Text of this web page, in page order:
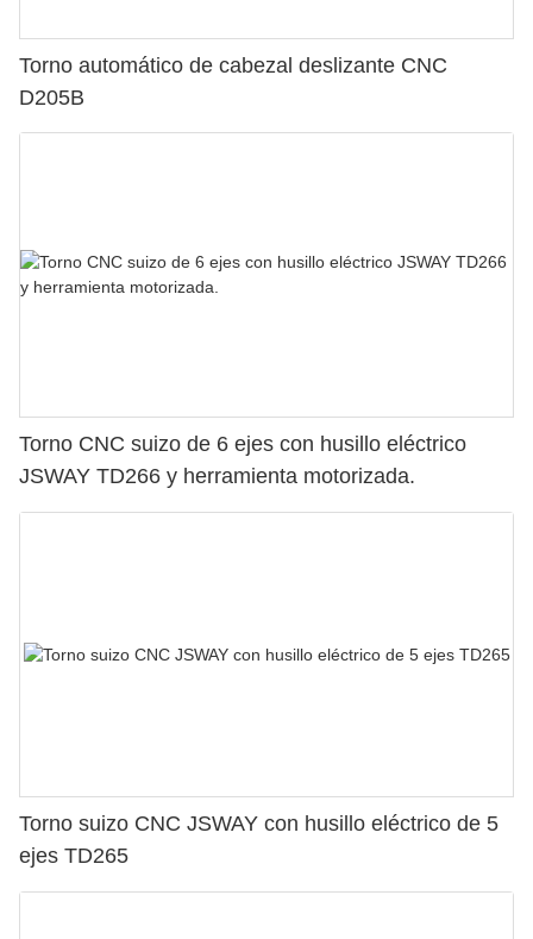
Torno automático de cabezal deslizante CNC
D205B
Torno CNC suizo de 6 ejes con husillo eléctrico
JSWAY TD266 y herramienta motorizada.
Torno suizo CNC JSWAY con husillo eléctrico de 5
ejes TD265